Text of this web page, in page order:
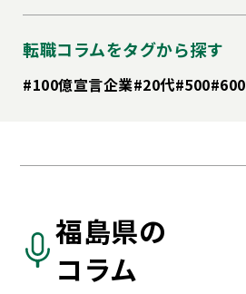
転職コラムをタグから探す
#100億宣言企業#20代#500#600
福島県の
コラム